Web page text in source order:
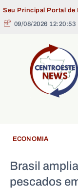
Seu Principal Portal de
09/08/2026 12:20:53
ECONOMIA
Brasil
pescados